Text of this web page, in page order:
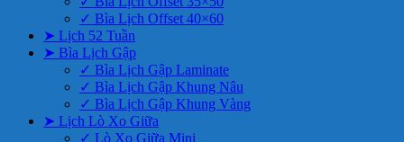
✓ Bìa Lịch Offset 40×60
➤ Lịch 52 Tuần
➤ Bìa Lịch Gập
✓ Bìa Lịch Gập Laminate
✓ Bìa Lịch Gập Khung Nâu
✓ Bìa Lịch Gập Khung Vàng
➤ Lịch Lò Xo Giữa
✓ Lò Xo Giữa Mini